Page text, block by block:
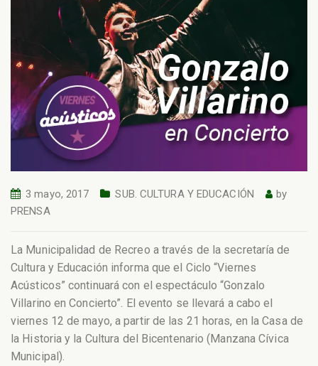
3 mayo, 2017 SUB. CULTURA Y EDUCACIÓN
by
PRENSA
La Municipalidad de Recreo a través de la secretaría de
Cultura y Educación informa que el Ciclo “Viernes
Acústicos” continuará con el espectáculo “Gonzalo
Villarino en Concierto”. El evento se llevará a cabo el
viernes 12 de mayo, a partir de las 21 horas, en la Casa de
la Historia y la Cultura del Bicentenario (Manzana Cívica
Municipal).